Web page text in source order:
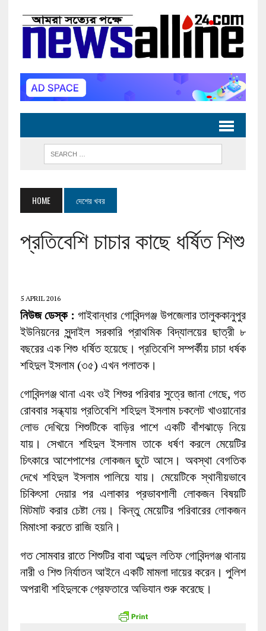
HOME দেশের খবর
প্রতিবেশি চাচার কাছে ধর্ষিত শিশু
5 APRIL 2016
নিউজ ডেস্ক : গাইবান্ধার গোবিন্দগঞ্জ উপজেলার তালুককানুপুর
ইউনিয়নের সুন্দাইল সরকারি প্রাথমিক বিদ্যালয়ের ছাত্রী ৮
বছরের এক শিশু ধর্ষিত হয়েছে। প্রতিবেশি সম্পর্কীয় চাচা ধর্ষক
শহিদুল ইসলাম (৩৫) এখন পলাতক।
গোবিন্দগঞ্জ থানা এবং ওই শিশুর পরিবার সুত্রে জানা গেছে, গত
রোববার সন্ধ্যায় প্রতিবেশি শহিদুল ইসলাম চকলেট খাওয়ানোর
লোভ দেখিয়ে শিশুটিকে বাড়ির পাশে একটি বাঁশঝাড়ে নিয়ে
যায়। সেখানে শহিদুল ইসলাম তাকে ধর্ষণ করলে মেয়েটির
চিৎকারে আশেপাশের লোকজন ছুটে আসে। অবস্থা বেগতিক
দেখে শহিদুল ইসলাম পালিয়ে যায়। মেয়েটিকে স্থানীয়ভাবে
চিকিৎসা দেয়ার পর এলাকার প্রভাবশালী লোকজন বিষয়টি
মিটমাট করার চেষ্টা নেয়। কিন্তু মেয়েটির পরিবারের লোকজন
মিমাংসা করতে রাজি হয়নি।
গত সোমবার রাতে শিশুটির বাবা আব্দুল লতিফ গোবিন্দগঞ্জ থানায়
নারী ও শিশু নির্যাতন আইনে একটি মামলা দায়ের করেন। পুলিশ
অপরাধী শহিদুলকে গ্রেফতারে অভিযান শুরু করেছে।